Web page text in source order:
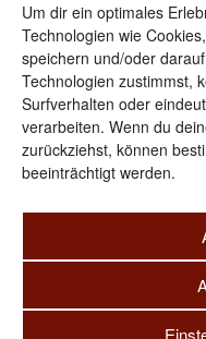
Um dir ein optimales
Technologien wie
speichern und/oder
Technologien zustimmst,
Surfverhalten oder
verarbeiten. Wenn du
zurückziehst, können
beeinträchtigt werden.
g
g
Copyright @ 2017 - Brot |